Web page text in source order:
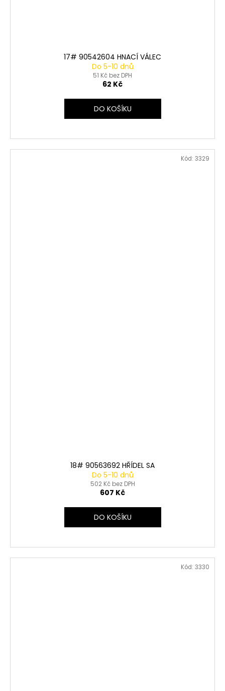
17# 90542604 HNACÍ VÁLEC
Do 5-10 dnů
51 Kč bez DPH
62 Kč
DO KOŠÍKU
18# 90563692 HŘÍDEL SA
Do 5-10 dnů
502 Kč bez DPH
607 Kč
DO KOŠÍKU
Kód: 3329
Kód: 3330